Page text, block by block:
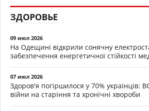
ЗДОРОВЬЕ
09 июл 2026
На Одещині відкрили сонячну
забезпечення енергетичної стійкості
07 июл 2026
Здоров'я погіршилося у 70% українців:
війни на старіння та хронічні хвороби